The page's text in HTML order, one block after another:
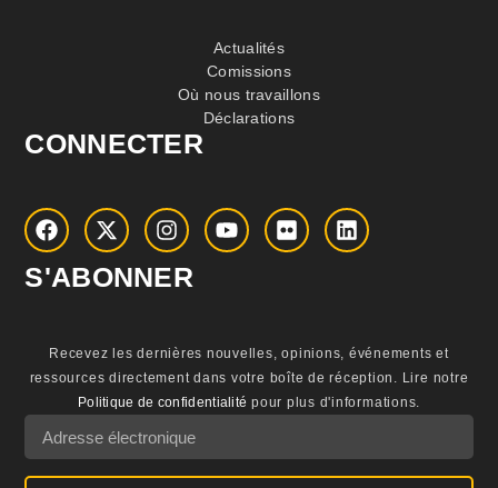
Actualités
Comissions
Où nous travaillons
Déclarations
CONNECTER
S'ABONNER
Recevez les dernières nouvelles, opinions, événements et
ressources directement dans votre boîte de réception. Lire notre
Politique de confidentialité pour plus d'informations.